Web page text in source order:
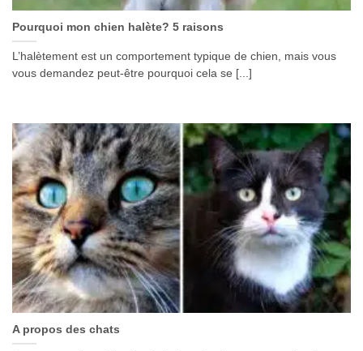
Pourquoi mon chien halète? 5 raisons
L’halètement est un comportement typique de chien, mais vous
vous demandez peut-être pourquoi cela se [...]
A propos des chats